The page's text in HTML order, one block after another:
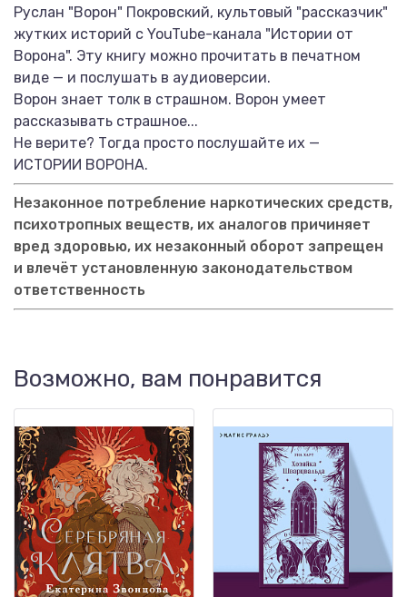
Руслан "Ворон" Покровский, культовый "рассказчик"
жутких историй с YouTube-канала "Истории от
Ворона". Эту книгу можно прочитать в печатном
виде — и послушать в аудиоверсии.
Ворон знает толк в страшном. Ворон умеет
рассказывать страшное...
Не верите? Тогда просто послушайте их —
ИСТОРИИ ВОРОНА.
Незаконное потребление наркотических средств,
психотропных веществ, их аналогов причиняет
вред здоровью, их незаконный оборот запрещен
и влечёт установленную законодательством
ответственность
Возможно, вам понравится